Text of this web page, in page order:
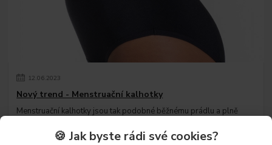
12.06.2023
Nový trend - Menstruační kalhotky
Menstruační kalhotky jsou tak podobné běžnému prádlu a plně
🍪 Jak byste rádi své cookies?